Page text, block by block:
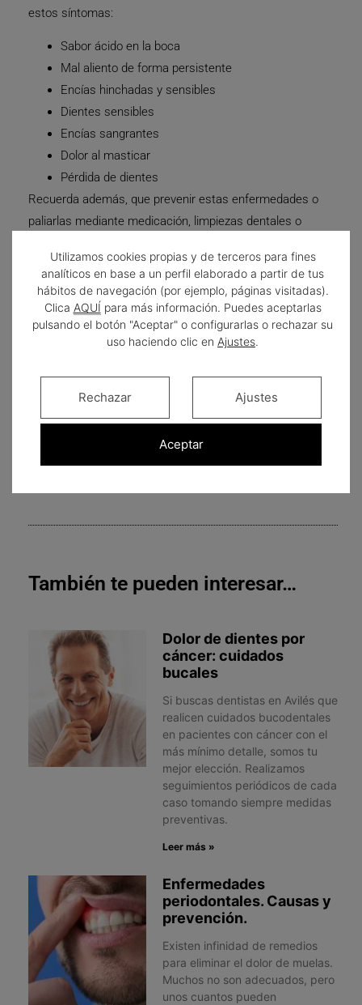
estos síntomas:
Sabor ácido en la boca
Mal aliento de forma persistente
Encías hinchadas y sensibles
Dientes sensibles
Encías sangrantes
Dolor al masticar
Pérdida de dientes
Recuerda además, que prevenir estas enfermedades o
paliarlas mediante medicación, limpiezas dentales o
al futuro.
También te pueden interesar…
Dolor de dientes por
cáncer: cuidados
bucales
Si buscas dentistas en Avilés que
realicen cuidados bucodentales
en pacientes con cáncer con el
más mínimo detalle, somos tu
mejor elección. Realizamos
seguimientos periódicos de cada
caso tomando siempre medidas
preventivas.
Leer más »
Enfermedades
periodontales. Causas y
prevención.
Existen infinidad de remedios
para eliminar el dolor de muelas.
Muchos no son adecuados, pero
unos cuantos pueden
Utilizamos cookies propias y de terceros para fines
analíticos en base a un perfil elaborado a partir de tus
hábitos de navegación (por ejemplo, páginas visitadas).
Clica AQUÍ para más información. Puedes aceptarlas
pulsando el botón "Aceptar" o configurarlas o rechazar su
uso haciendo clic en Ajustes.
Aceptar
Rechazar Ajustes